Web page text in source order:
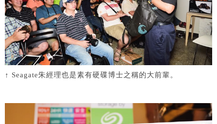
↑ Seagate朱經理也是素有硬碟博士之稱的大前輩。